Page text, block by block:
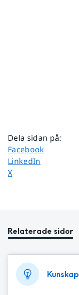
Dela sidan på:
Dela sidan på
Facebook
Dela sidan på
LinkedIn
Dela sidan på
X
Relaterade sidor